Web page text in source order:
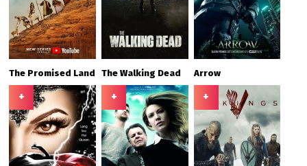
The Promised Land The Walking Dead Arrow
+ + +